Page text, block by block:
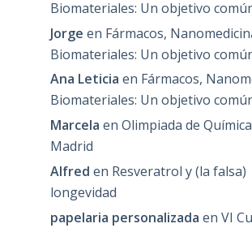
Biomateriales: Un objetivo
Jorge en Fármacos,
Biomateriales: Un objetivo
Ana Leticia en Fármacos,
Biomateriales: Un objetivo
Marcela en Olimpiada de
Madrid
Alfred en Resveratrol y (la falsa)
longevidad
papelaria personalizada en VI